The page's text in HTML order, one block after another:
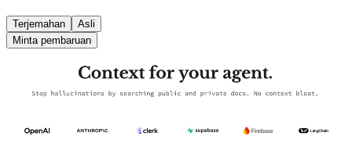
Terjemahan
Asli
Minta pembaruan